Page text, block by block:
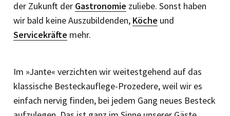
der Zukunft der Gastronomie zuliebe. Sonst haben
wir bald keine Auszubildenden, Köche und
Servicekräfte mehr.
Im »Jante« verzichten wir weitestgehend auf das
klassische Besteckauflege-Prozedere, weil wir es
einfach nervig finden, bei jedem Gang neues Besteck